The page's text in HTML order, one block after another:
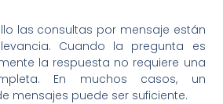
las consultas por mensaje están
Cuando la pregunta es
la respuesta no requiere una
En muchos casos, un
mensajes puede ser suficiente.